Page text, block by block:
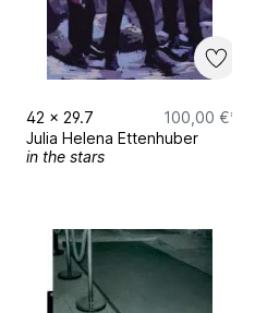
42 x 29.7
100,00 €*
Julia Helena Ettenhuber
in the stars